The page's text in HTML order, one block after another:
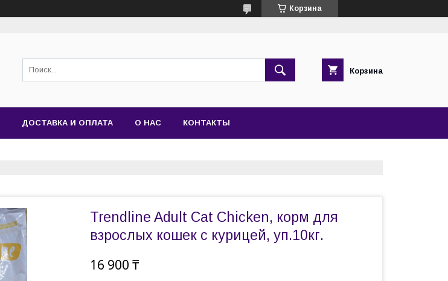
Корзина
Корзина
ДОСТАВКА И ОПЛАТА О НАС КОНТАКТЫ
Trendline Adult Cat Chicken, корм для
взрослых кошек с курицей, уп.10кг.
16 900 ₸